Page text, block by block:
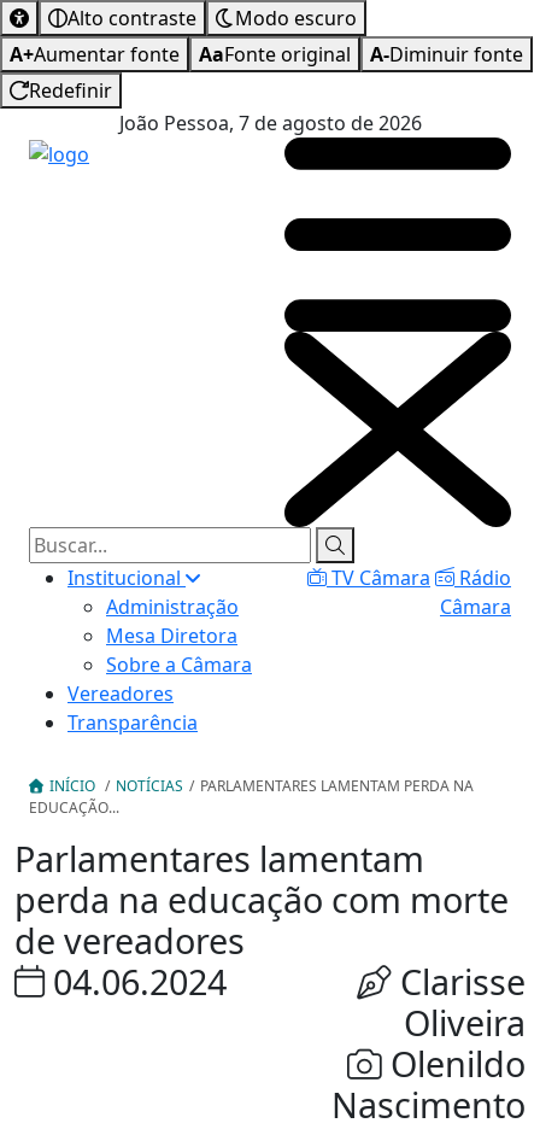
Alto contraste
Modo escuro
A+Aumentar fonte AaFonte original A-Diminuir fonte
Redefinir
João Pessoa, 7 de agosto de 2026
Institucional
Administração
Mesa Diretora
Sobre a Câmara
Vereadores
Transparência
TV Câmara
Rádio
Câmara
INÍCIO / NOTÍCIAS / PARLAMENTARES LAMENTAM PERDA NA
EDUCAÇÃO...
Parlamentares lamentam
perda na educação com morte
de vereadores
04.06.2024
Clarisse
Oliveira
Olenildo
Nascimento